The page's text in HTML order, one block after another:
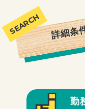
詳細条
勤